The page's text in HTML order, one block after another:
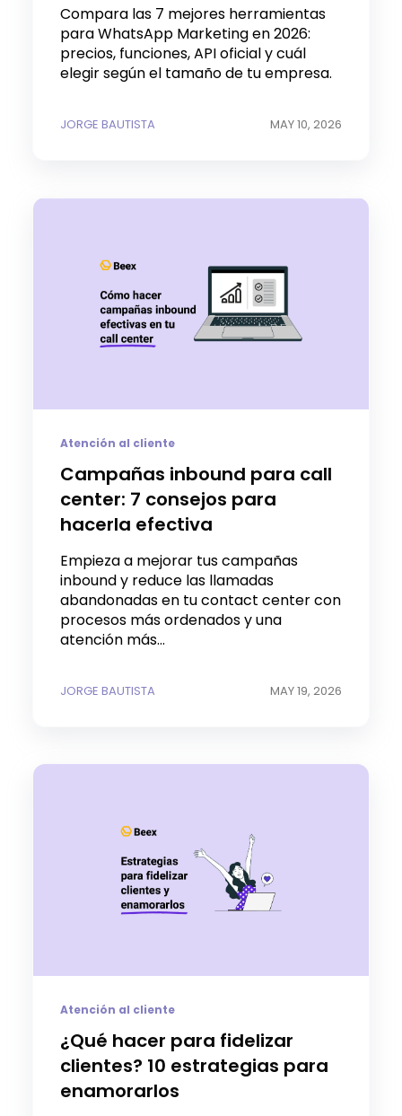
Compara las 7 mejores herramientas
para WhatsApp Marketing en 2026:
precios, funciones, API oficial y cuál
elegir según el tamaño de tu empresa.
JORGE BAUTISTA MAY 10, 2026
Atención al cliente
Campañas inbound para call
center: 7 consejos para
hacerla efectiva
Empieza a mejorar tus campañas
inbound y reduce las llamadas
abandonadas en tu contact center con
procesos más ordenados y una
atención más...
JORGE BAUTISTA MAY 19, 2026
Atención al cliente
¿Qué hacer para fidelizar
clientes? 10 estrategias para
enamorarlos